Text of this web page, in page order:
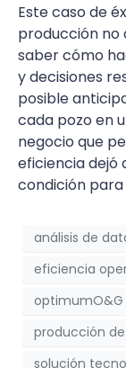
Este caso de
producción no
saber cómo
y decisiones
posible
cada pozo en
negocio que
eficiencia dejó
condición
análisis de
eficiencia
optimumO&G
producción
solución